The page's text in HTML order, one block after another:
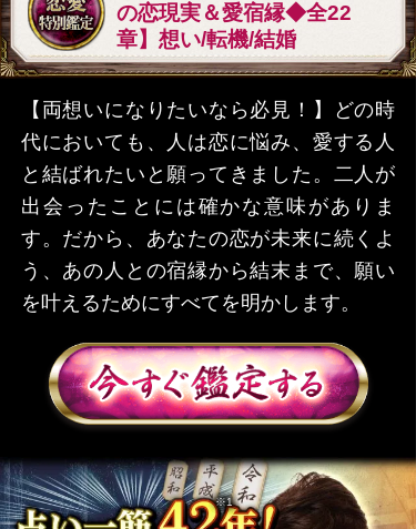
の恋現実＆愛宿縁◆全22
章】想い/転機/結婚
【両想いになりたいなら必見！】どの時
代においても、人は恋に悩み、愛する人
と結ばれたいと願ってきました。二人が
出会ったことには確かな意味がありま
す。だから、あなたの恋が未来に続くよ
う、あの人との宿縁から結末まで、願い
を叶えるためにすべてを明かします。
※1